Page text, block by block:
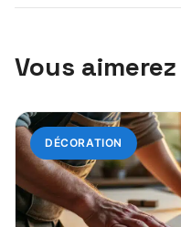
Vous
DÉCORATION